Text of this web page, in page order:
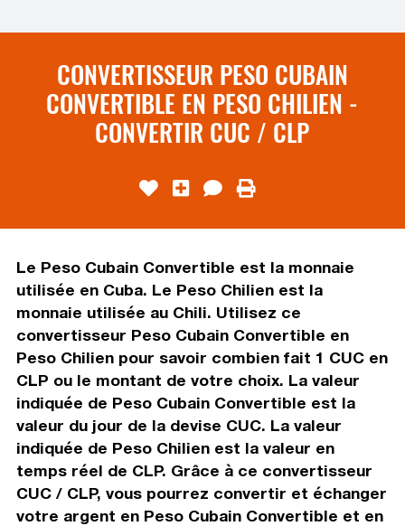
CONVERTISSEUR PESO CUBAIN
CONVERTIBLE EN PESO CHILIEN -
CONVERTIR CUC / CLP
Le Peso Cubain Convertible est la monnaie
utilisée en Cuba. Le Peso Chilien est la
monnaie utilisée au Chili. Utilisez ce
convertisseur Peso Cubain Convertible en
Peso Chilien pour savoir combien fait 1 CUC en
CLP ou le montant de votre choix. La valeur
indiquée de Peso Cubain Convertible est la
valeur du jour de la devise CUC. La valeur
indiquée de Peso Chilien est la valeur en
temps réel de CLP. Grâce à ce convertisseur
CUC / CLP, vous pourrez convertir et échanger
votre argent en Peso Cubain Convertible et en